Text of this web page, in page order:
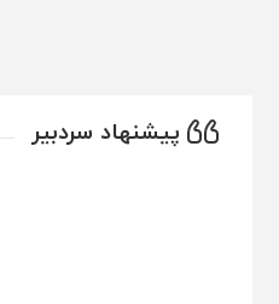
پیشنهاد سردبیر